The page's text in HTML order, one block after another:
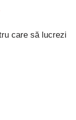
care să lucrezi